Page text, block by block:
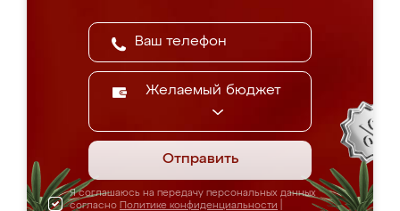
Желаемый бюджет
Отправить
Я соглашаюсь на передачу персональных данных
согласно Политике конфиденциальности